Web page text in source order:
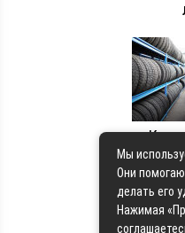
Как
шины
Мы
Они
делать его
Нажимая